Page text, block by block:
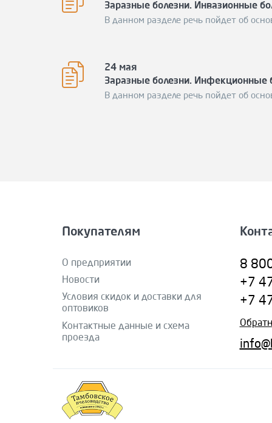
Заразные болезни. Инвазионные
В данном разделе речь пойдет об
24 мая
Заразные болезни. Инфекционные
В данном разделе речь пойдет об
Покупателям
О предприятии
Новости
Условия скидок и доставки для
оптовиков
Контактные данные и схема
проезда
8
+7
+7